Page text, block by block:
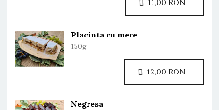
Placinta cu mere
150g
Negresa